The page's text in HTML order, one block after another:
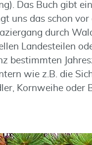
Das Buch gibt
uns das schon
durch
Landesteilen
bestimmten
wie z.B. die
Kornweihe oder